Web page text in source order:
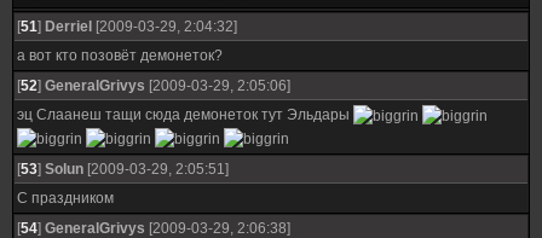
[51] Derriel [2009-03-29, 2:04:32]
а вот кто позовёт демонеток?
[52] GeneralGrivys [2009-03-29, 2:05:06]
эц Слаанеш тащи сюда демонеток тут Эльдары
[53] Solun [2009-03-29, 2:05:51]
С праздником
[54] GeneralGrivys [2009-03-29, 2:06:38]